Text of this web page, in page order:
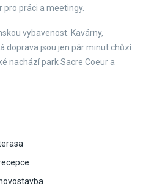
pro práci a meetingy.
vybavenost. Kavárny,
doprava jsou jen pár minut chůzí
nachází park Sacre Coeur a